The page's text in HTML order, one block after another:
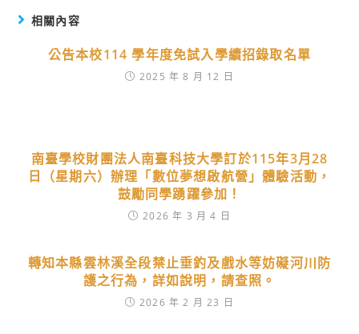
相關內容
公告本校114 學年度免試入學續招錄取名單
2025 年 8 月 12 日
南臺學校財團法人南臺科技大學訂於115年3月28
日（星期六）辦理「數位夢想啟航營」體驗活動，
鼓勵同學踴躍參加！
2026 年 3 月 4 日
轉知本縣雲林溪全段禁止垂釣及戲水等妨礙河川防
護之行為，詳如說明，請查照。
2026 年 2 月 23 日